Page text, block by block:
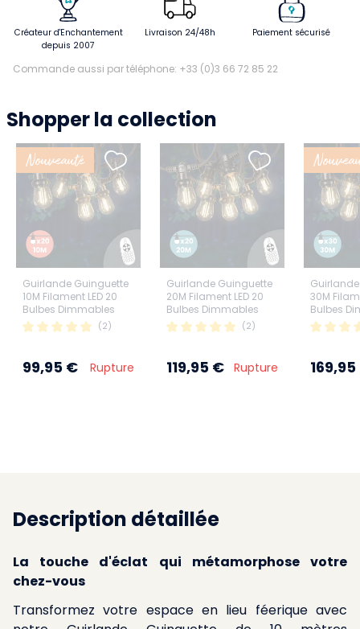
Créateur d'Enchantement
depuis 2007
Livraison 24/48h Paiement sécurisé
Commande aussi par téléphone: +33 (0)3 66 72 85 22
Shopper la collection
Guirlande Guinguette
10M Filament LED 20
Bulbes Dimmables
avec variateur et
télécommande
(2)
99,95 € Rupture
Nouveauté
Guirlande Guinguette
20M Filament LED 20
Bulbes Dimmables
Avec Variateur et
Télécommande
(2)
119,95 € Rupture
30M
Bulbes
Description détaillée
La touche d'éclat qui métamorphose votre
chez-vous
Transformez votre espace en lieu féerique avec